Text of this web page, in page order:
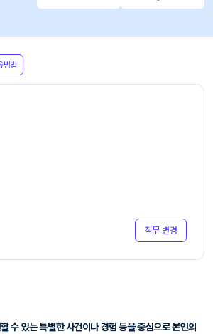
방법
직무 변경
수 있는 특별한 사건이나 경험 등을 중심으로 본인의